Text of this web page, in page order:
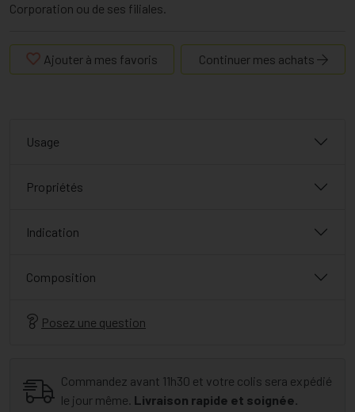
Corporation ou de ses filiales.
Ajouter à mes favoris Continuer mes achats
Usage
Propriétés
Indication
Composition
Posez une question
Commandez avant 11h30 et votre colis sera expédié
le jour même. Livraison rapide et soignée.